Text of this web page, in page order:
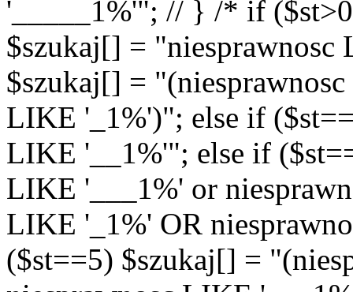
'_____1%'"; // } /* if
$szukaj[] =
$szukaj[] =
LIKE '_1%')"; else if
LIKE '__1%'"; else if
LIKE '___1%' or
LIKE '_1%' OR
($st==5) $szukaj[] =